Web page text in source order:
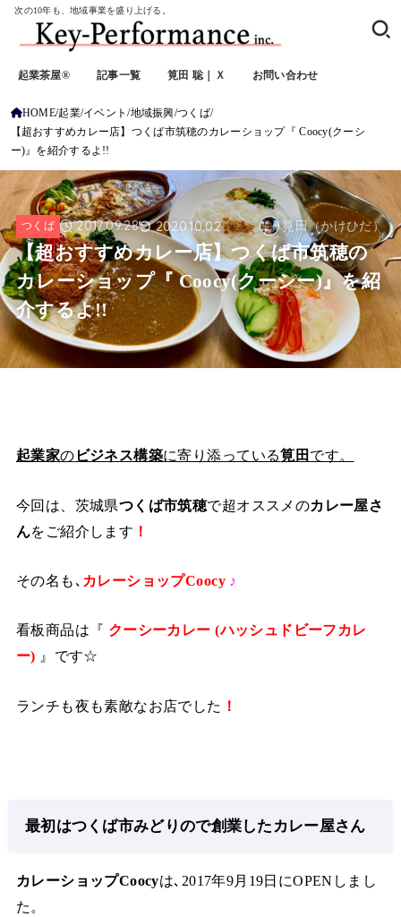
次の10年も、地域事業を盛り上げる。
起業茶屋® 記事一覧 筧田 聡｜Ｘ お問い合わせ
HOME 起業 イベント 地域振興 つくば
【超おすすめカレー店】つくば市筑穂のカレーショップ『 Coocy(クーシ
ー)』を紹介するよ!!
つくば 2017.09.28 2020.10.02 筧田（かけひだ）
【超おすすめカレー店】つくば市筑穂の
カレーショップ『 Coocy(クーシー)』を紹
介するよ!!
起業家の ビジネス構築に寄り添っている筧田 です。
今回は、茨城県つくば市筑穂で超オススメのカレー屋さ
んをご紹介します ！
その名も､ カレーショップCoocy ♪
看板商品は『 クーシーカレー (ハッシュドビーフカレ
ー) 』です☆
ランチも夜も素敵なお店でした ！
最初はつくば市みどりので創業したカレー屋さん
カレーショップCoocyは､2017年9月19日にOPENしまし
た。